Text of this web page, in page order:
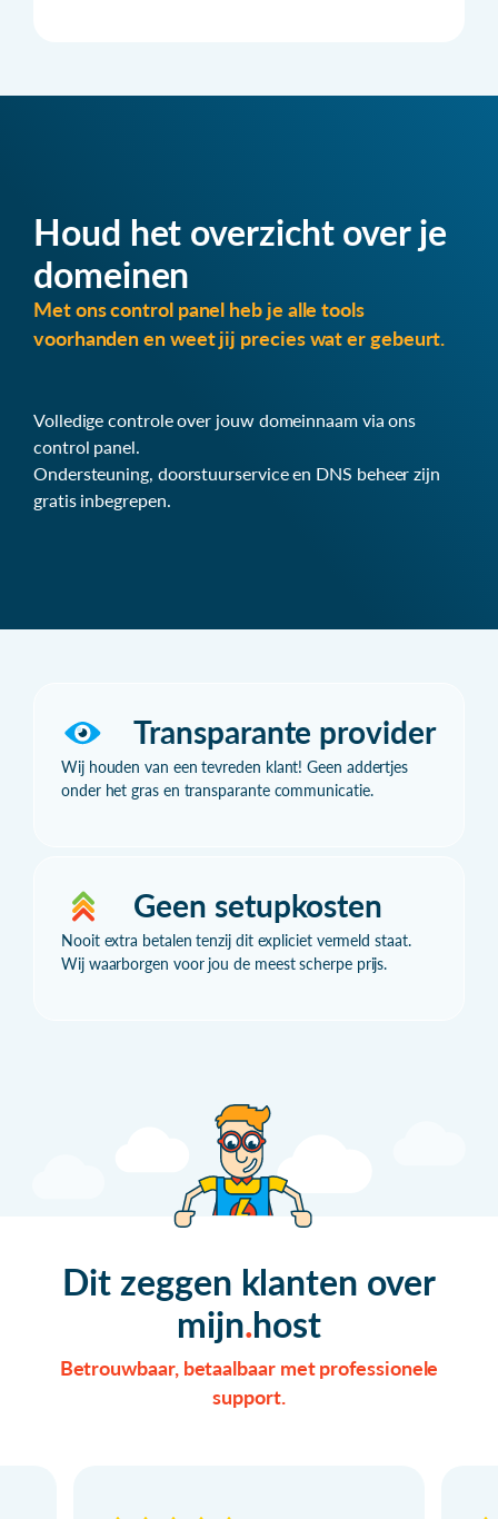
Houd het overzicht over je
domeinen
Met ons control panel heb je alle tools
voorhanden en weet jij precies wat er gebeurt.
Volledige controle over jouw domeinnaam via ons
control panel.
Ondersteuning, doorstuurservice en DNS beheer zijn
gratis inbegrepen.
Transparante provider
Wij houden van een tevreden klant! Geen addertjes
onder het gras en transparante communicatie.
Geen setupkosten
Nooit extra betalen tenzij dit expliciet vermeld staat.
Wij waarborgen voor jou de meest scherpe prijs.
Dit zeggen klanten over
mijn host
Betrouwbaar, betaalbaar met professionele
support.